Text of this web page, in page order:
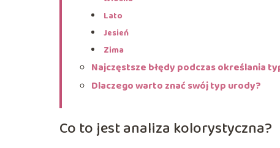
Lato
Jesień
Zima
Najczęstsze błędy podczas określania
Dlaczego warto znać swój typ urody?
Co to jest analiza kolorystyczna?